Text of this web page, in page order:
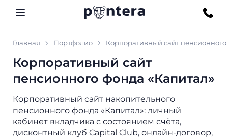
Главная Портфолио Корпоративный сайт пенсионного
Корпоративный сайт
пенсионного фонда «Капитал»
Корпоративный сайт накопительного
пенсионного фонда «Капитал»: личный
кабинет вкладчика с состоянием счёта,
дисконтный клуб Capital Club, онлайн-договор,